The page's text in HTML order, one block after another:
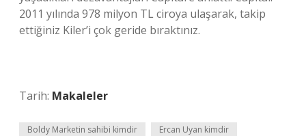
2011 yılında 978 milyon TL ciroya ulaşarak, takip
ettiğiniz Kiler’i çok geride bıraktınız.
Tarih: Makaleler
Boldy Marketin sahibi kimdir Ercan Uyan kimdir